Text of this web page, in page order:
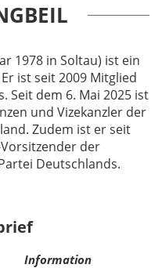
1978 in Soltau) ist ein
ist seit 2009 Mitglied
Seit dem 6. Mai 2025 ist
und Vizekanzler der
Zudem ist er seit
der
Deutschlands.
Information